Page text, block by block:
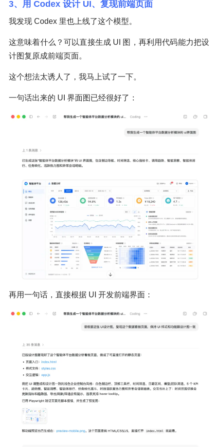
3、用 Codex 设计 UI、复现前端页面
我发现 Codex 里也上线了这个模型。
这意味着什么？可以直接生成 UI 图，再利用代码能力把设
计图复原成前端页面。
这个想法太诱人了，我马上试了一下。
一句话出来的 UI 界面图已经很好了：
再用一句话，直接根据 UI 开发前端界面：